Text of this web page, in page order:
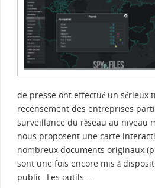
de presse ont effectué un sérieux
recensement des entreprises
surveillance du réseau au niveau
nous proposent une carte
nombreux documents originaux
sont une fois encore mis à
public. Les outils …